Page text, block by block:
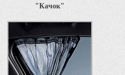
"Качок"